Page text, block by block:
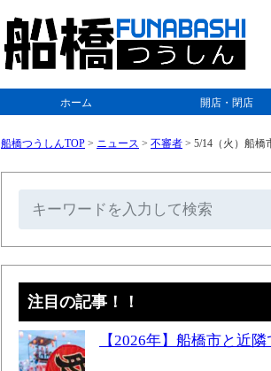
ホーム 開店・閉店
船橋つうしんTOP > ニュース > 不審者 > 5/14（火）船橋
注目の記事！！
【2026年】船橋市と近